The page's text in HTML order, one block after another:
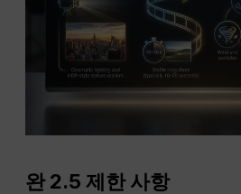
완2.5 제한 사항